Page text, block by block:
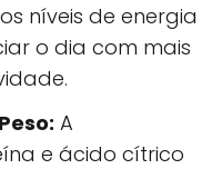
níveis de energia
o dia com mais
A
e ácido cítrico